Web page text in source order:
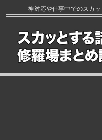
神対応や仕事中でのスカッ